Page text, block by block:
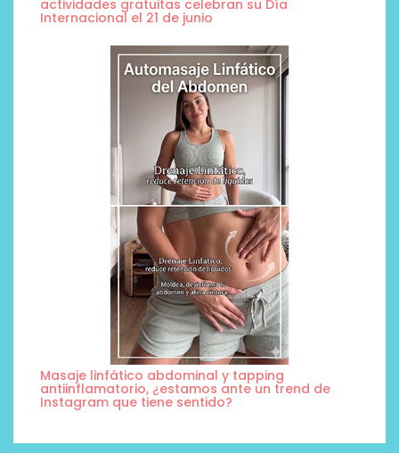
actividades gratuitas celebran su Día
Internacional el 21 de junio
Masaje linfático abdominal y tapping
antiinflamatorio, ¿estamos ante un trend de
Instagram que tiene sentido?